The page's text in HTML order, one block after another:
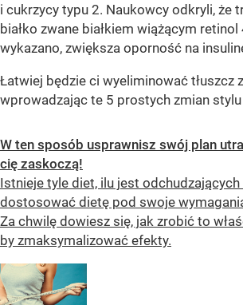
i cukrzycy typu 2. Naukowcy odkryli, że
białko zwane białkiem wiążącym
wykazano, zwiększa oporność na
Łatwiej będzie ci wyeliminować tłuszcz
wprowadzając te 5 prostych zmian stylu
W ten sposób usprawnisz swój plan
cię zaskoczą!
Istnieje tyle diet, ilu jest
dostosować dietę pod swoje
Za chwilę dowiesz się, jak zrobić to
by zmaksymalizować efekty.